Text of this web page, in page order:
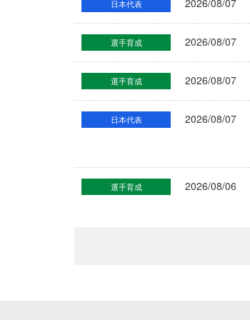
日本代表 2026/08/07
選手育成 2026/08/07
選手育成 2026/08/07
日本代表 2026/08/07
選手育成 2026/08/06